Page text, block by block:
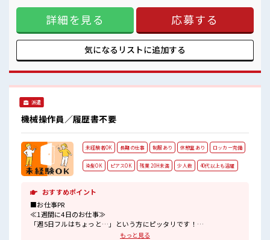
安心してお仕事に集中♪
ると毎日の服選びに悩まずOK♪ ≪未経験の方も大カンゲイ≫
新しいことにチャレンジするのは不安だけど、 しっかり働く
環境が整っています！ イチからスキルUP・ステップUP目指
していきましょう！ ≪自分に合った期間で働ける≫ 福利厚生
が整った派遣のお仕事です！ ■職場の雰囲気 “コジンマリ”が
好きな方にもお勧め！！ 少人数の職場です♪ キバツ過ぎなけ
ッカーあり！ 安心してお仕事に集中♪
詳細を見る 応募する
気になるリストに追加する
派遣
機械操作員／履歴書不要
未経験者OK 長期の仕事 制服あり 休憩室あり ロッカー完備
染髪OK ピアスOK 残業 20H未満 少人数 40代以上も活躍
おすすめポイント
■お仕事PR
≪1週間に4日のお仕事≫
「週5日フルはちょっと…」という方にピッタリです！
≪無理なくお給料に残業代を上乗せ≫
もっと見る